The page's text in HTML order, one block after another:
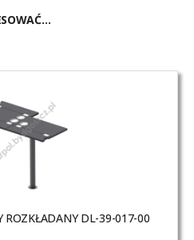
ROZKŁADANY DL-39-017-00